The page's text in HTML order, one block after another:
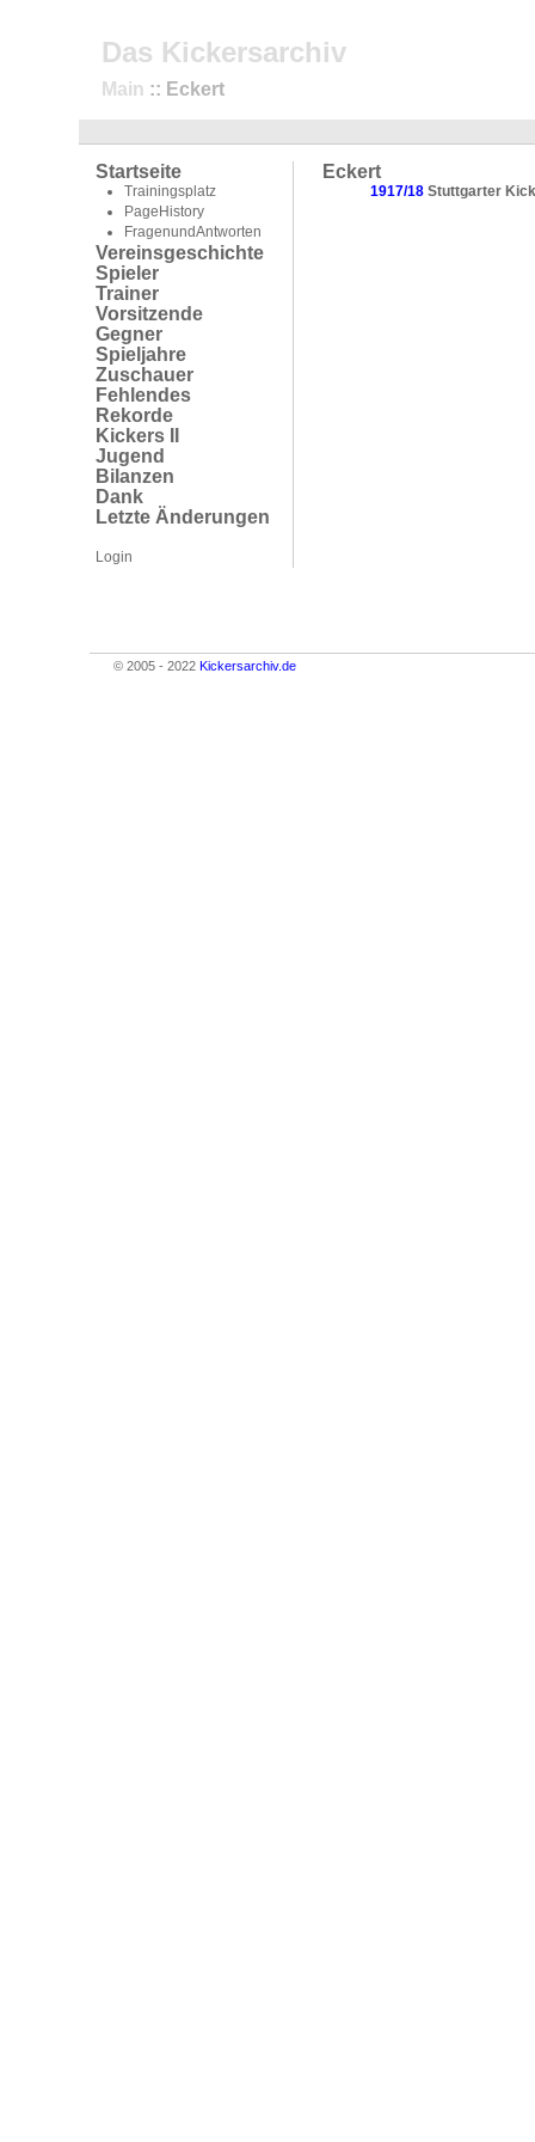
Das Kickersarchiv
Main :: Eckert
Startseite
Trainingsplatz
PageHistory
FragenundAntworten
Vereinsgeschichte
Spieler
Trainer
Vorsitzende
Gegner
Spieljahre
Zuschauer
Fehlendes
Rekorde
Kickers II
Jugend
Bilanzen
Dank
Letzte Änderungen
Login
Eckert
1917/18 Stuttgarter
© 2005 - 2022 Kickersarchiv.de